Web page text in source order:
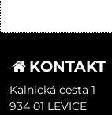
KONTAKT
Kalnická cesta 1
934 01 LEVICE